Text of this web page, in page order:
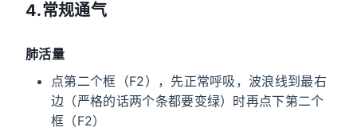
4.常规通气
肺活量
点第二个框（F2），先正常呼吸，波浪线到最右
边（严格的话两个条都要变绿）时再点下第二个
框（F2）